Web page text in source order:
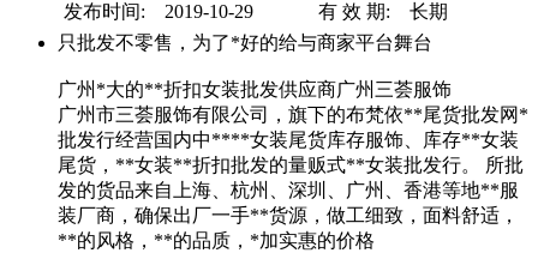
发布时间: 2019-10-29
有 效 期: 长期
只批发不零售，为了*好的给与商家平台舞台
广州*大的**折扣女装批发供应商广州三荟服饰
广州市三荟服饰有限公司，旗下的布梵依**尾货批发网*
批发行经营国内中****女装尾货库存服饰、库存**女装
尾货，**女装**折扣批发的量贩式**女装批发行。 所批
发的货品来自上海、杭州、深圳、广州、香港等地**服
装厂商，确保出厂一手**货源，做工细致，面料舒适，
**的风格，**的品质，*加实惠的价格